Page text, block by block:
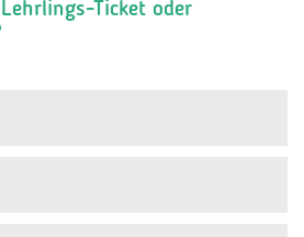
Ticket oder